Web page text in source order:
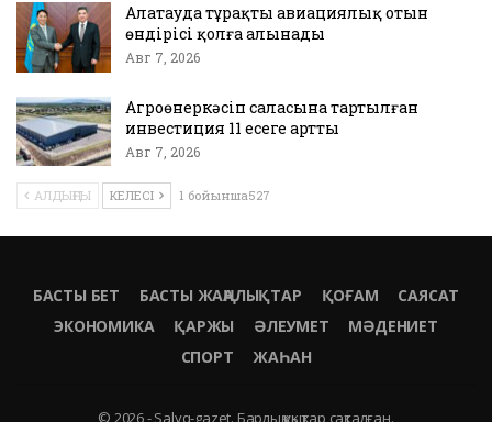
Алатауда тұрақты авиациялық отын
өндірісі қолға алынады
Авг 7, 2026
Агроөнеркәсіп саласына тартылған
инвестиция 11 есеге артты
Авг 7, 2026
АЛДЫҢҒЫ КЕЛЕСІ 1 бойынша527
БАСТЫ БЕТ БАСТЫ ЖАҢАЛЫҚТАР ҚОҒАМ
САЯСАТ
ЭКОНОМИКА
ҚАРЖЫ ӘЛЕУМЕТ
МӘДЕНИЕТ
СПОРТ
ЖАҺАН
© 2026 - Salyq-gazet. Барлық құқықтар сақталған.